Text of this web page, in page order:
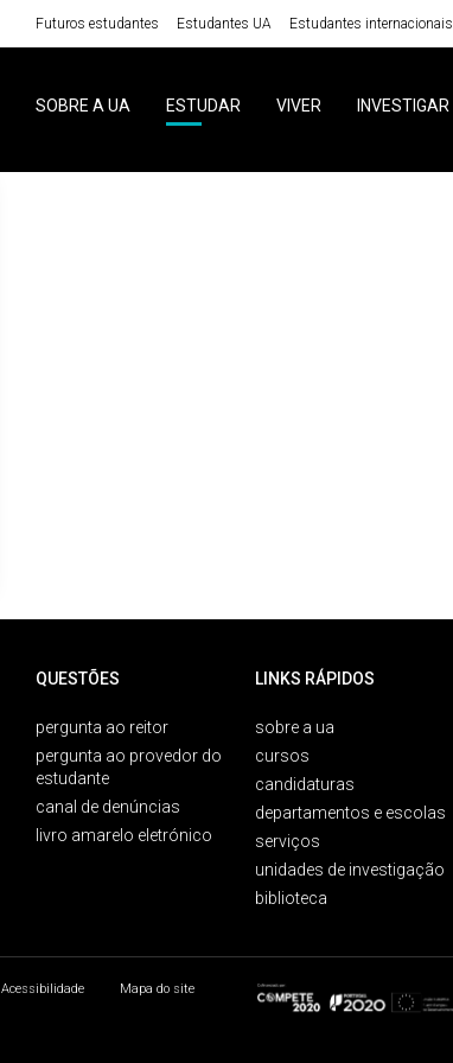
Futuros estudantes Estudantes UA Estudantes internacionais
SOBRE A UA ESTUDAR VIVER INVESTIGAR
QUESTÕES
pergunta ao reitor
pergunta ao provedor do
estudante
canal de denúncias
livro amarelo eletrónico
LINKS RÁPIDOS
sobre a ua
cursos
candidaturas
departamentos e escolas
serviços
unidades de investigação
biblioteca
Acessibilidade
Mapa do site